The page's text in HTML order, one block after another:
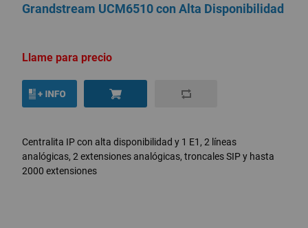
Grandstream UCM6510 con Alta Disponibilidad
Llame para precio
Centralita IP con alta disponibilidad y 1 E1, 2 líneas
analógicas, 2 extensiones analógicas, troncales SIP y hasta
2000 extensiones